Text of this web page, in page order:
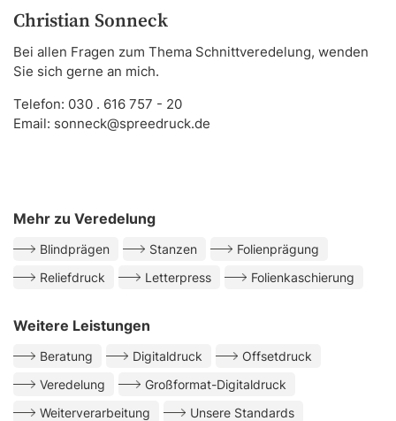
Christian Sonneck
Bei allen Fragen zum Thema Schnittveredelung, wenden
Sie sich gerne an mich.
Telefon: 030 . 616 757 - 20
Email: sonneck@spreedruck.de
Mehr zu Veredelung
Blindprägen Stanzen
Folienprägung
Reliefdruck
Letterpress Folienkaschierung
Weitere Leistungen
Beratung Digitaldruck
Offsetdruck
Veredelung
Großformat-Digitaldruck
Weiterverarbeitung
Unsere Standards